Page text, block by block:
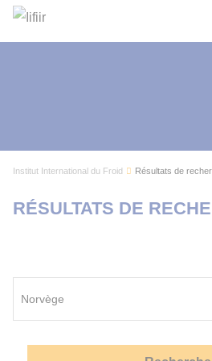
Institut International du Froid Résultats de
RÉSULTATS DE